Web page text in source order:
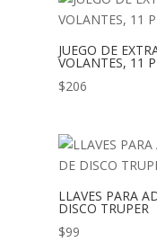
JUEGO DE
VOLANTES, 11
$206
LLAVES PARA
DISCO TRUPER
$99